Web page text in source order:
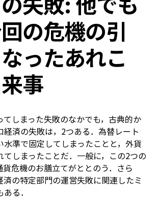
の危機の引
ったあれこ
事
てしまった失敗のなかでも，古典的か
経済の失敗は，2つある．為替レート
水準で固定してしまったことと，外貨
てしまったことだ．一般に，この2つの
危機のお膳立てがととのう．さら
済の特定部門の運営失敗に関連したミ
る．